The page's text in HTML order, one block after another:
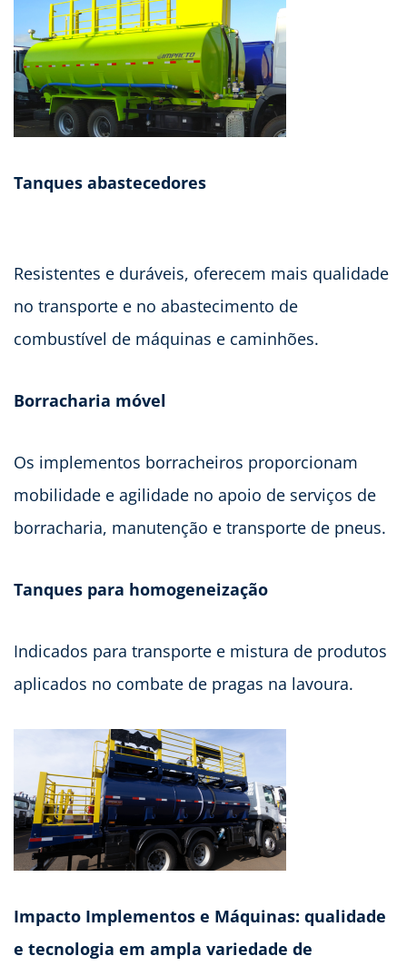
Tanques abastecedores
Resistentes e duráveis, oferecem mais qualidade
no transporte e no abastecimento de
combustível de máquinas e caminhões.
Borracharia móvel
Os implementos borracheiros proporcionam
mobilidade e agilidade no apoio de serviços de
borracharia, manutenção e transporte de pneus.
Tanques para homogeneização
Indicados para transporte e mistura de produtos
aplicados no combate de pragas na lavoura.
Impacto Implementos e Máquinas: qualidade
e tecnologia em ampla variedade de